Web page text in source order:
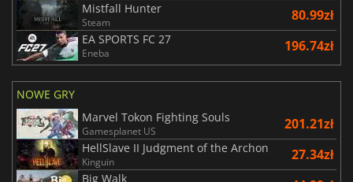
Mistfall Hunter
Steam 80.99zł
EA SPORTS FC 27
Eneba 196.74zł
NOWE GRY
Marvel Tokon Fighting Souls
Gamesplanet US 201.21zł
HellSlave II Judgment of the Archon
Kinguin 27.34zł
Big Walk